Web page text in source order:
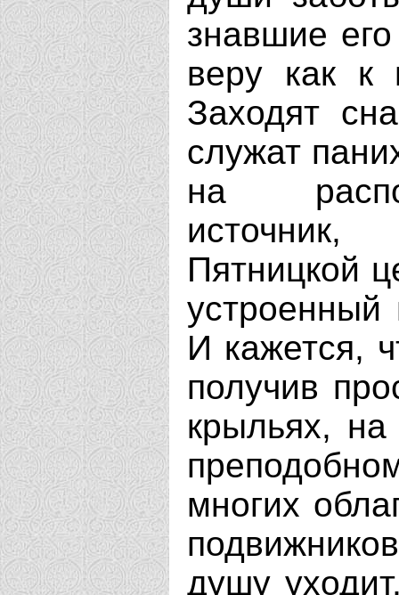
знавшие
веру как к
Заходят
служат
на
Пятницкой
И кажется,
получив
крыльях,
многих
душу